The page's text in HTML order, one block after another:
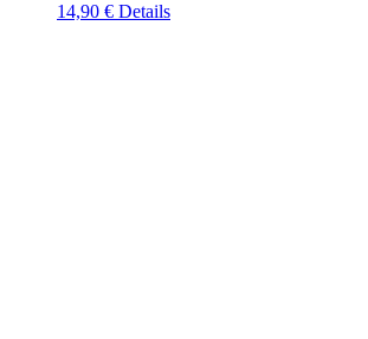
14,90 € Details